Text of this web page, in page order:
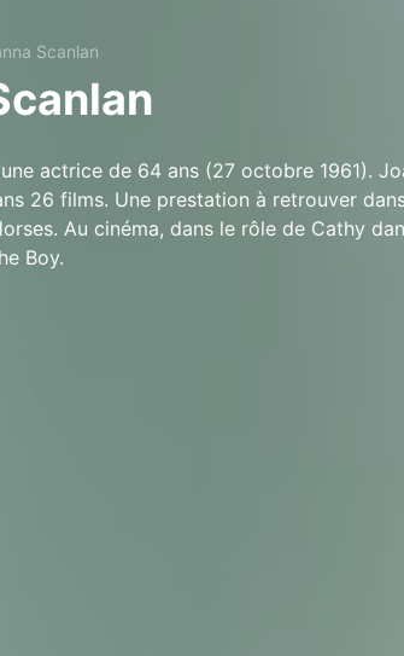
Scanlan
actrice de 64 ans (27 octobre 1961).
26 films. Une prestation à retrouver
Au cinéma, dans le rôle de Cathy
Boy.